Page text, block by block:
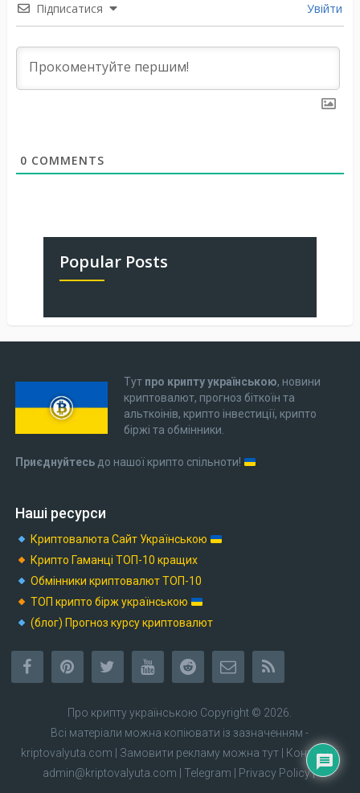
Підписатися Увійти
0 COMMENTS
Popular Posts
Тут про крипту українською, новини
криптовалют, прогноз біткоїн та
альткоінів, крипто інвестиції, крипто
біржі та обмінники.
Приєднуйтесьдо нашої крипто спільноти!
Наші ресурси
Криптовалюта Cайт Українською
Крипто Гаманці ТОП-10 кращих
Обмінники криптовалют ТОП-10
ТОП крипто бірж українською
(блог) Прогноз курсу криптовалют
Про крипту українською Copyright © 2026.
Всі матеріали можна копіювати із зазначенням -
kriptovalyuta.com
Замовити рекламу можна тут
| Контакти:
admin@kriptovalyuta.com
Telegram Privacy Policy|